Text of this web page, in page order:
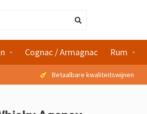
Cognac / Armagnac Rum
Betaalbare kwaliteitswijnen